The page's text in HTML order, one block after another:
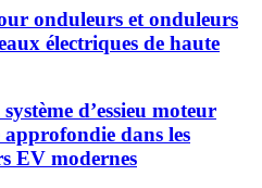
onduleurs et onduleurs
électriques de haute
d’essieu moteur
dans les
EV modernes